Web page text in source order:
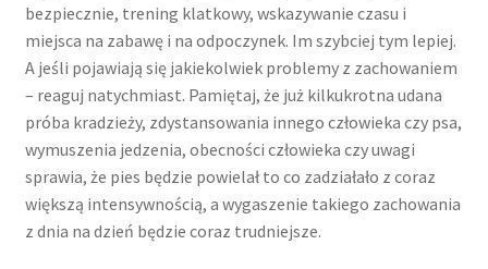
Regulamin sklepu
Polityka prywatności
Zgody na przetwarzanie danych
Oświadczenia w zakresie treści cyfrowych
bezpiecznie, trening klatkowy, wskazywanie czasu i
miejsca na zabawę i na odpoczynek. Im szybciej tym lepiej.
A jeśli pojawiają się jakiekolwiek problemy z zachowaniem
– reaguj natychmiast. Pamiętaj, że już kilkukrotna udana
próba kradzieży, zdystansowania innego człowieka czy psa,
wymuszenia jedzenia, obecności człowieka czy uwagi
sprawia, że pies będzie powielał to co zadziałało z coraz
większą intensywnością, a wygaszenie takiego zachowania
z dnia na dzień będzie coraz trudniejsze.